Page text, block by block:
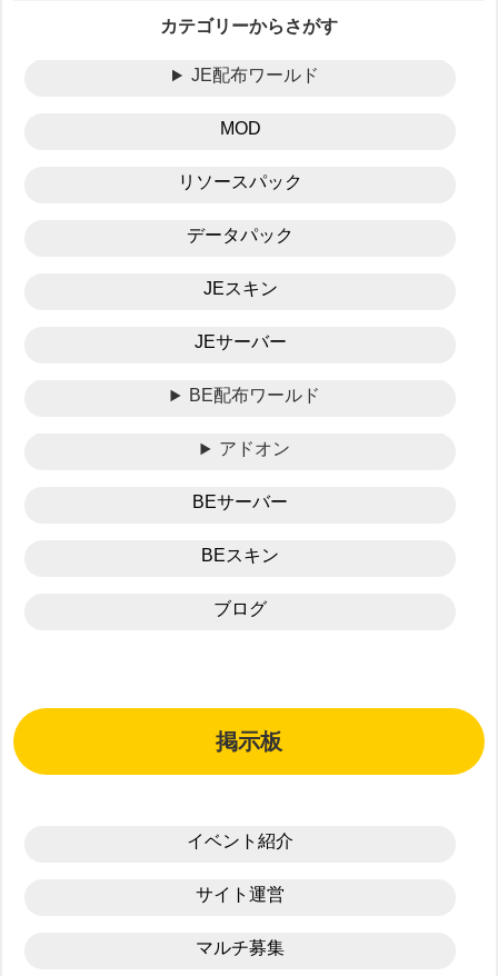
カテゴリーからさがす
JE配布ワールド
MOD
リソースパック
データパック
JEスキン
JEサーバー
BE配布ワールド
アドオン
BEサーバー
BEスキン
ブログ
掲示板
イベント紹介
サイト運営
マルチ募集